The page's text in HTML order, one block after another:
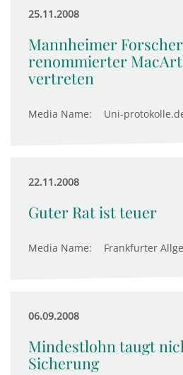
25.11.2008
Mannheimer
renommierter
vertreten
Media Name: Uni-
22.11.2008
Guter Rat ist teuer
Media Name: Frankfurter
06.09.2008
Mindestlohn taugt
Sicherung